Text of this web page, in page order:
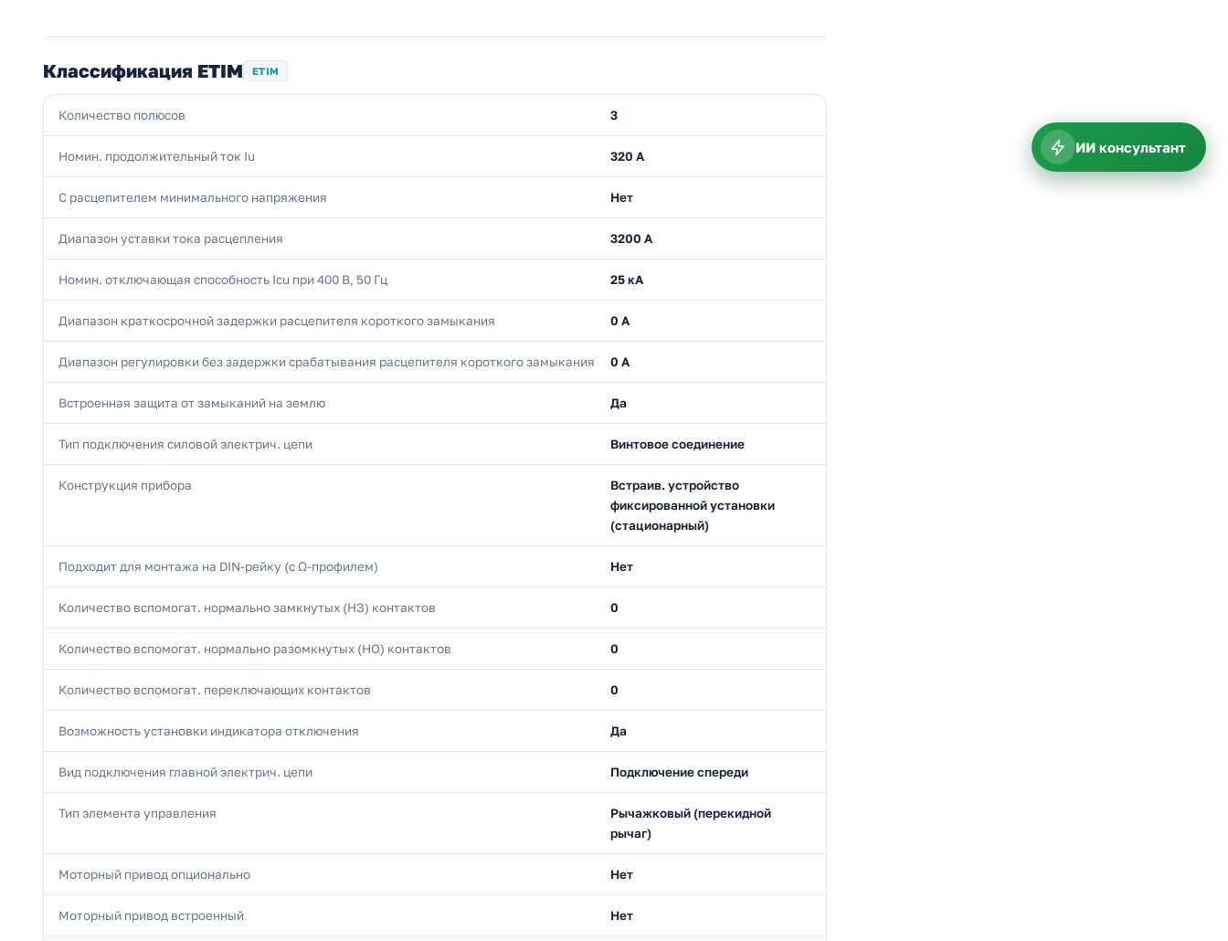
Классификация ETIM ETIM
Количество полюсов 3
Номин. продолжительный ток Iu 320 А
С расцепителем минимального напряжения Нет
Диапазон уставки тока расцепления 3200 А
Номин. отключающая способность Icu при 400 В, 50 Гц 25 кА
Диапазон краткосрочной задержки расцепителя короткого замыкания 0 А
Диапазон регулировки без задержки срабатывания расцепителя короткого замыкания 0 А
Встроенная защита от замыканий на землю Да
Тип подключения силовой электрич. цепи Винтовое соединение
Конструкция прибора
Встраив. устройство
фиксированной установки
(стационарный)
Подходит для монтажа на DIN-рейку (с Ω-профилем) Нет
Количество вспомогат. нормально замкнутых (НЗ) контактов 0
Количество вспомогат. нормально разомкнутых (НО) контактов 0
Количество вспомогат. переключающих контактов 0
Возможность установки индикатора отключения Да
Вид подключения главной электрич. цепи Подключение спереди
Тип элемента управления
Рычажковый (перекидной
рычаг)
Моторный привод опционально Нет
Моторный привод встроенный Нет
ИИ консультант